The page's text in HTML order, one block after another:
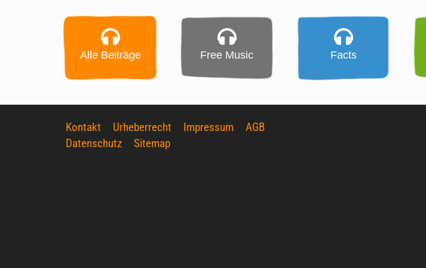
Alle Beiträge Free Music Facts
Kontakt Urheberrecht Impressum
AGB
Datenschutz
Sitemap